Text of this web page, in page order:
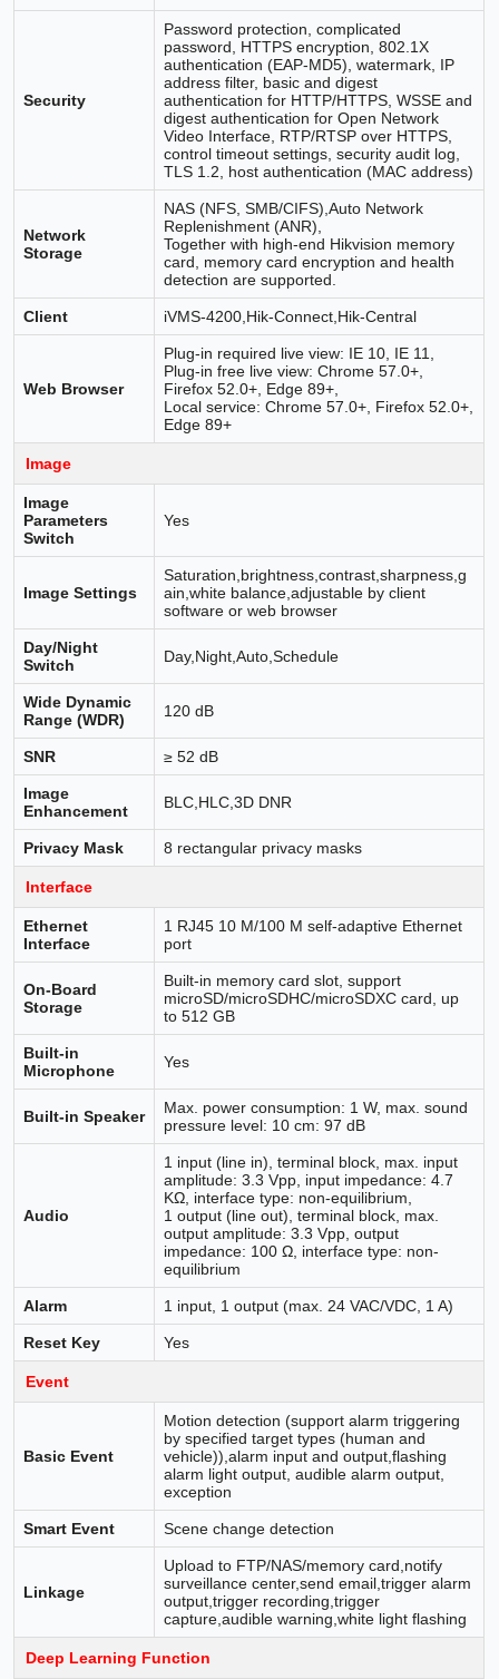
Security
Password protection, complicated
password, HTTPS encryption, 802.1X
authentication (EAP-MD5), watermark, IP
address filter, basic and digest
authentication for HTTP/HTTPS, WSSE and
digest authentication for Open Network
Video Interface, RTP/RTSP over HTTPS,
control timeout settings, security audit log,
TLS 1.2, host authentication (MAC address)
Network
Storage
NAS (NFS, SMB/CIFS),Auto Network
Replenishment (ANR),
Together with high-end Hikvision memory
card, memory card encryption and health
detection are supported.
Client iVMS-4200,Hik-Connect,Hik-Central
Web Browser
Plug-in required live view: IE 10, IE 11,
Plug-in free live view: Chrome 57.0+,
Firefox 52.0+, Edge 89+,
Local service: Chrome 57.0+, Firefox 52.0+,
Edge 89+
Image
Image
Parameters
Switch
Yes
Image Settings
Saturation,brightness,contrast,sharpness,g
ain,white balance,adjustable by client
software or web browser
Day/Night
Switch
Day,Night,Auto,Schedule
Wide Dynamic
Range (WDR)
120 dB
SNR ≥ 52 dB
Image
Enhancement
BLC,HLC,3D DNR
Privacy Mask 8 rectangular privacy masks
Interface
Ethernet
Interface
1 RJ45 10 M/100 M self-adaptive Ethernet
port
On-Board
Storage
Built-in memory card slot, support
microSD/microSDHC/microSDXC card, up
to 512 GB
Built-in
Microphone
Yes
Built-in Speaker
Max. power consumption: 1 W, max. sound
pressure level: 10 cm: 97 dB
Audio
1 input (line in), terminal block, max. input
amplitude: 3.3 Vpp, input impedance: 4.7
KΩ, interface type: non-equilibrium,
1 output (line out), terminal block, max.
output amplitude: 3.3 Vpp, output
impedance: 100 Ω, interface type: non-
equilibrium
Alarm 1 input, 1 output (max. 24 VAC/VDC, 1 A)
Reset Key Yes
Event
Basic Event
Motion detection (support alarm triggering
by specified target types (human and
vehicle)),alarm input and output,flashing
alarm light output, audible alarm output,
exception
Smart Event Scene change detection
Linkage
Upload to FTP/NAS/memory card,notify
surveillance center,send email,trigger alarm
output,trigger recording,trigger
capture,audible warning,white light flashing
Deep Learning Function